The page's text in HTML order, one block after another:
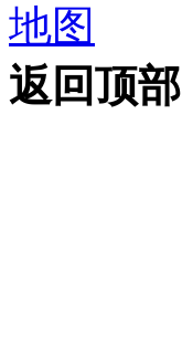
地图
返回顶部